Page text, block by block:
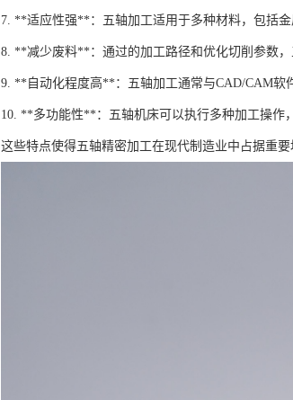
7. **适应性强**：五轴加工适用于多种材料，包括
8. **减少废料**：通过的加工路径和优化切削参数
9. **自动化程度高**：五轴加工通常与CAD/CAM软
10. **多功能性**：五轴机床可以执行多种加工操作
这些特点使得五轴精密加工在现代制造业中占据重